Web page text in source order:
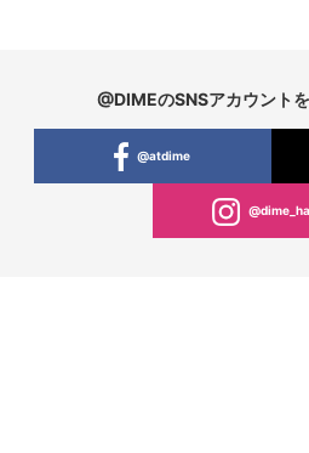
@DIMEのSNSアカウント
@atdime